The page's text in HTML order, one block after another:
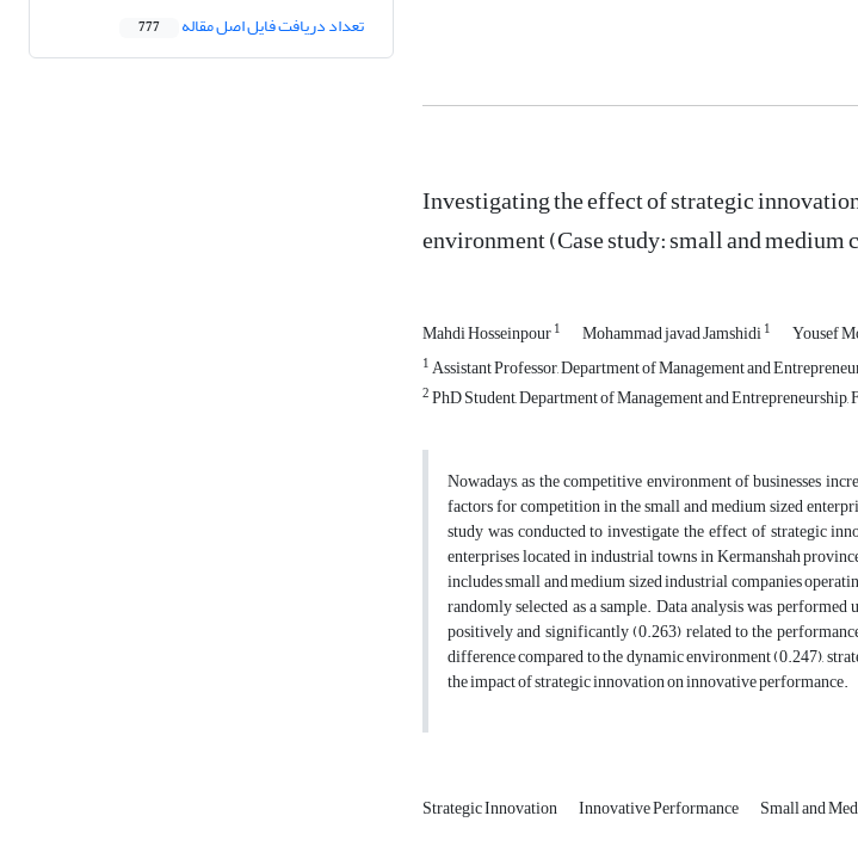
Investigating the effect of strategic
environment (Case study: small and medium
Mahdi Hosseinpour1 Mohammad javad Jamshidi1 Yousef
1Assistant Professor, Department of Management and
2PhD Student, Department of Management and
Nowadays, as the competitive environment of businesses
factors for competition in the small and medium sized
study was conducted to investigate the effect of strategic
enterprises located in industrial towns in Kermanshah
includes small and medium sized industrial companies
randomly selected as a sample. Data analysis was
positively and significantly (0.263) related to the
difference compared to the dynamic environment (0.247),
the impact of strategic innovation on innovative performance.
Strategic Innovation Innovative Performance Small and
تعداد دریافت فایل اصل مقاله 777